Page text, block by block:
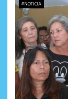
#NOTICIA